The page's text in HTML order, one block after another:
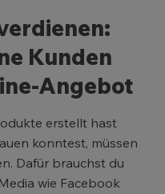
Kunden
Angebot
erstellt hast
konntest, müssen
Dafür brauchst du
wie Facebook